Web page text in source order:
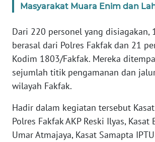
Masyarakat Muara Enim dan
Dari 220 personel yang disiagakan,
berasal dari Polres Fakfak dan 21
Kodim 1803/Fakfak. Mereka
sejumlah titik pengamanan dan
wilayah Fakfak.
Hadir dalam kegiatan tersebut
Polres Fakfak AKP Reski Ilyas, Kasat
Umar Atmajaya, Kasat Samapta
WN
BANTEN
WN
WN
KEPRI